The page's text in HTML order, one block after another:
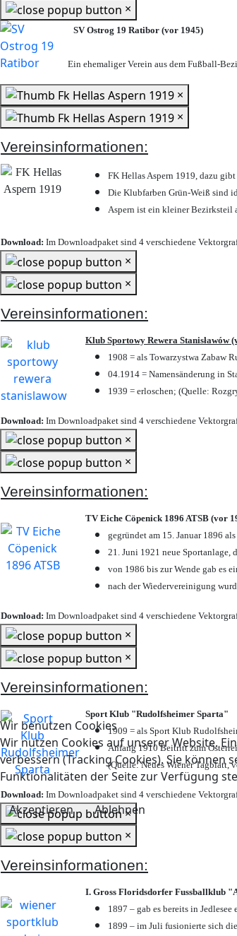
Wir benutzen Cookies
Wir nutzen Cookies auf unserer Website.
verbessern (Tracking Cookies). Sie können
Funktionalitäten der Seite zur Verfügung
Akzeptieren
Ablehnen
×
SV Ostrog 19 Ratibor (vor 1945)
Ein ehemaliger Verein aus dem Fußball-
×
×
Vereinsinformationen:
FK Hellas Aspern 1919, dazu
Die Klubfarben Grün-Weiß sind
Aspern ist ein kleiner Bezirksteil
Download: Im Downloadpaket sind 4 verschiedene
×
×
Vereinsinformationen:
Klub Sportowy Rewera Stanisławów
1908 = als Towarzystwa Zabaw
04.1914 = Namensänderung in
1939 = erloschen; (Quelle:
Download: Im Downloadpaket sind 4 verschiedene
×
×
Vereinsinformationen:
TV Eiche Cöpenick 1896 ATSB (vor
gegründet am 15. Januar 1896
21. Juni 1921 neue Sportanlage,
von 1986 bis zur Wende gab es
nach der Wiedervereinigung
Download: Im Downloadpaket sind 4 verschiedene
×
×
Vereinsinformationen:
Sport Klub "Rudolfsheimer Sparta"
1909 = als Sport Klub
Anfang 1910 Beitritt zum
(Quelle: Neues Wiener Tagblatt,
Download: Im Downloadpaket sind 4 verschiedene
×
×
Vereinsinformationen:
I. Gross Floridsdorfer Fussballklub
1897 – gab es bereits in
1899 – im Juli fusionierte sich